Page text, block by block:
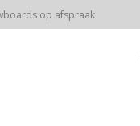
op afspraak